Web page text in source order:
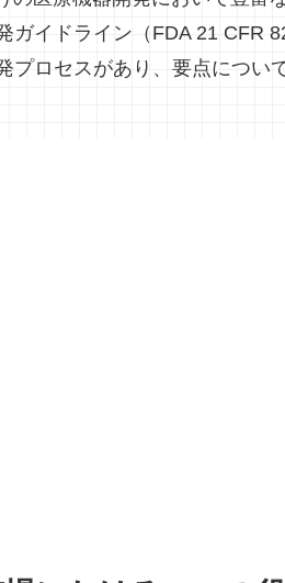
イドライン（FDA 21 CFR
ロセスがあり、要点につい